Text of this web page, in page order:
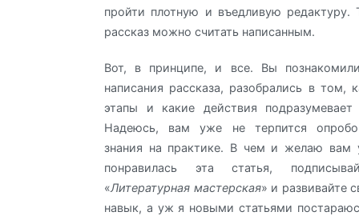
пройти плотную и въедливую редактуру.
рассказ можно считать написанным.
Вот, в принципе, и все. Вы
написания рассказа, разобрались в том,
этапы и какие действия
Надеюсь, вам уже не терпится
знания на практике. В чем и желаю вам
понравилась эта статья,
«Литературная мастерская» и развивайте
навык, а уж я новыми статьями